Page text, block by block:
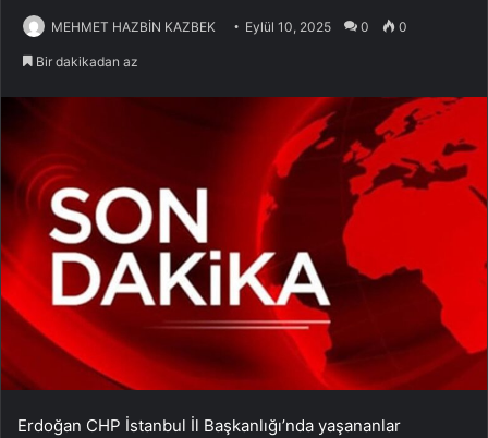
MEHMET HAZBİN KAZBEK Eylül 10, 2025 0 0
Bir dakikadan az
Erdoğan CHP İstanbul İl Başkanlığı’nda yaşananlar